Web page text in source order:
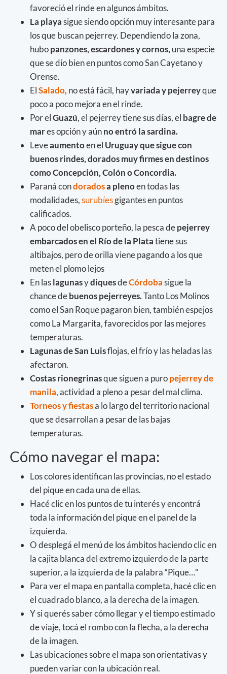
favoreció el rinde en algunos ámbitos.
La playasigue siendo opción muy interesante para
los que buscan pejerrey. Dependiendo la zona,
hubopanzones, escardones y cornos, una especie
que se dio bien en puntos como San Cayetano y
Orense.
ElSalado, no está fácil, hayvariada y pejerreyque
poco a poco mejora en el rinde.
Por elGuazú, el pejerrey tiene sus días, el bagre de
mares opción y aúnno entró la sardina.
Leveaumentoen el Uruguay que sigue con
buenos rindes, dorados muy firmes en destinos
como Concepción, Colón o Concordia.
Paraná condoradosa plenoen todas las
modalidades,surubíesgigantes en puntos
calificados.
A poco del obelisco porteño, la pesca depejerrey
embarcados en el Río de la Platatiene sus
altibajos, pero de orilla viene pagando a los que
meten el plomo lejos
En laslagunasydiquesdeCórdobasigue la
chance debuenos pejerreyes.Tanto Los Molinos
como el San Roque pagaron bien, también espejos
como La Margarita, favorecidos por las mejores
temperaturas.
Lagunas de San Luisflojas, el frío y las heladas las
afectaron.
Costas rionegrinasque siguen a puropejerrey de
manila, actividad a pleno a pesar del mal clima.
Torneos y fiestasa lo largo del territorio nacional
que se desarrollan a pesar de las bajas
temperaturas.
Cómo navegar el mapa:
Los colores identifican las provincias, no el estado
del pique en cada una de ellas.
Hacé clic en los puntos de tu interés y encontrá
toda la información del pique en el panel de la
izquierda.
O desplegá el menú de los ámbitos haciendo clic en
la cajita blanca del extremo izquierdo de la parte
superior, a la izquierda de la palabra “Pique…”
Para ver el mapa en pantalla completa, hacé clic en
el cuadrado blanco, a la derecha de la imagen.
Y si querés saber cómo llegar y el tiempo estimado
de viaje, tocá el rombo con la flecha, a la derecha
de la imagen.
Las ubicaciones sobre el mapa son orientativas y
pueden variar con la ubicación real.